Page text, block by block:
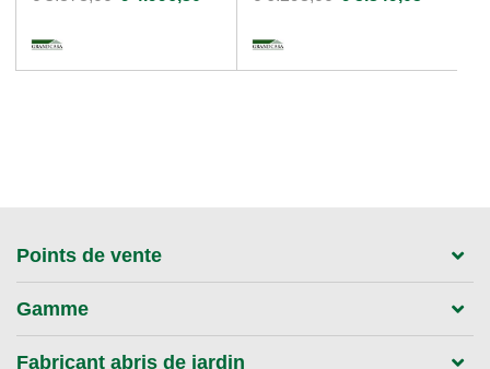
Points de vente
Gamme
Fabricant abris de jardin